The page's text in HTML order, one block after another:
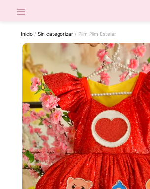
Inicio /Sin categorizar / Plim Plim Estelar